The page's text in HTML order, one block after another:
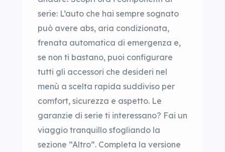
serie: L’auto che hai sempre sognato
può avere abs, aria condizionata,
frenata automatica di emergenza e,
se non ti bastano, puoi configurare
tutti gli accessori che desideri nel
menù a scelta rapida suddiviso per
comfort, sicurezza e aspetto. Le
garanzie di serie ti interessano? Fai un
viaggio tranquillo sfogliando la
sezione “Altro”. Completa la versione